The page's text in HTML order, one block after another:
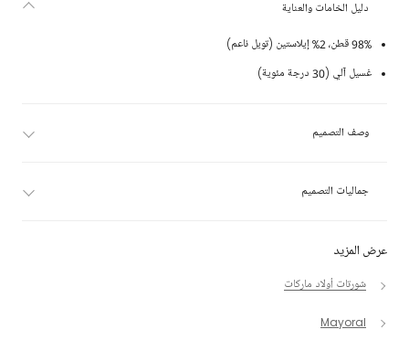
عرض المزيد
شورتات أولاد ماركات
Mayoral
دليل الخامات والعناية
98% قطن، 2% إيلاستين (تويل ناعم)
غسيل آلي (30 درجة مئوية)
وصف التصميم
جماليات التصميم